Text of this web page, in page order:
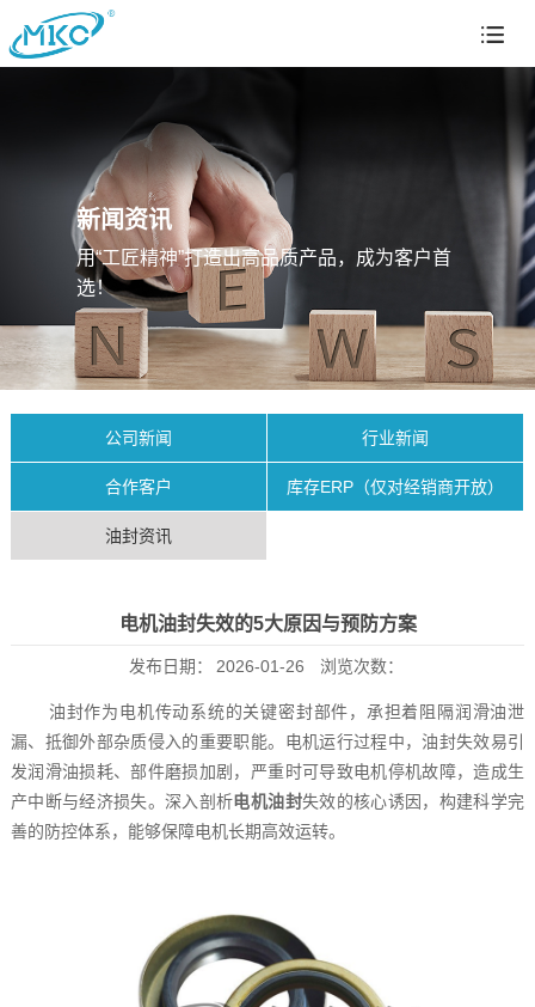
新闻资讯
用“工匠精神”打造出高品质产品，成为客户首
选！
公司新闻 行业新闻
合作客户 库存ERP（仅对经销商开放）
油封资讯
电机油封失效的5大原因与预防方案
发布日期： 2026-01-26 浏览次数：
油封作为电机传动系统的关键密封部件，承担着阻隔润滑油泄
漏、抵御外部杂质侵入的重要职能。电机运行过程中，油封失效易引
发润滑油损耗、部件磨损加剧，严重时可导致电机停机故障，造成生
产中断与经济损失。深入剖析电机油封失效的核心诱因，构建科学完
善的防控体系，能够保障电机长期高效运转。